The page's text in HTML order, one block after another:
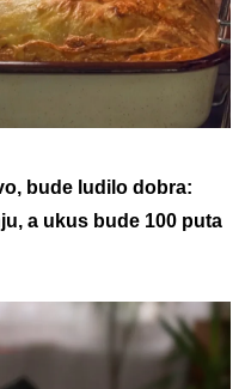
bude ludilo dobra:
a ukus bude 100 puta